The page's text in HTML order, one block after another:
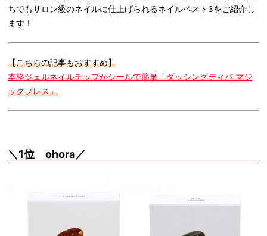
ちでもサロン級のネイルに仕上げられるネイルベスト3をご紹介し
ます！
【こちらの記事もおすすめ】
本格ジェルネイルチップがシールで簡単「ダッシングディバ マジ
ックプレス」
＼1位 ohora／